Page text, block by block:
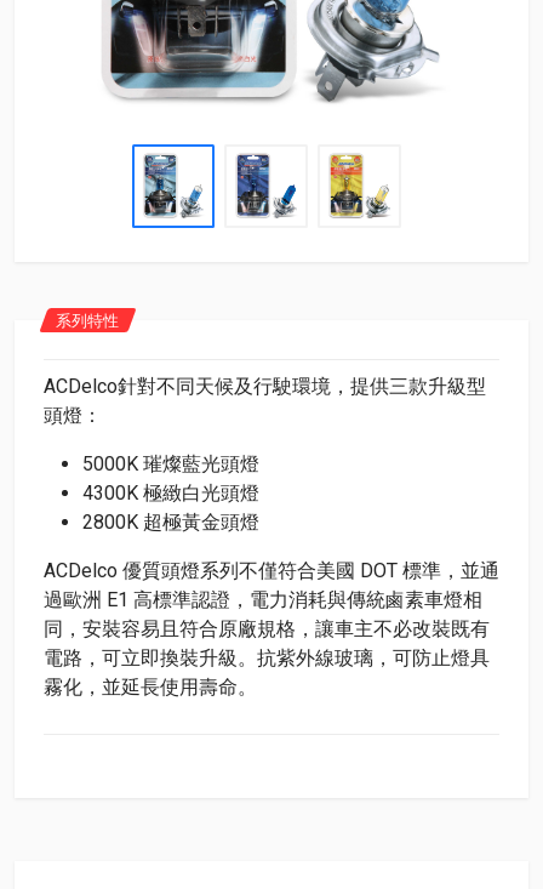
系列特性
ACDelco針對不同天候及行駛環境，提供三款升級型
頭燈：
5000K 璀燦藍光頭燈
4300K 極緻白光頭燈
2800K 超極黃金頭燈
ACDelco 優質頭燈系列不僅符合美國 DOT 標準，並通
過歐洲 E1 高標準認證，電力消耗與傳統鹵素車燈相
同，安裝容易且符合原廠規格，讓車主不必改裝既有
電路，可立即換裝升級。抗紫外線玻璃，可防止燈具
霧化，並延長使用壽命。